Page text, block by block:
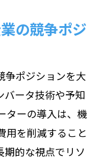
の競争ポジ
争ポジションを大
バータ技術や予知
ターの導入は、機
用を削減すること
期的な視点でリソ